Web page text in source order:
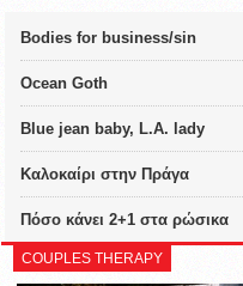
Bodies for business/sin
Ocean Goth
Blue jean baby, L.A. lady
Καλοκαίρι στην Πράγα
Πόσο κάνει 2+1 στα ρώσικα
COUPLES THERAPY